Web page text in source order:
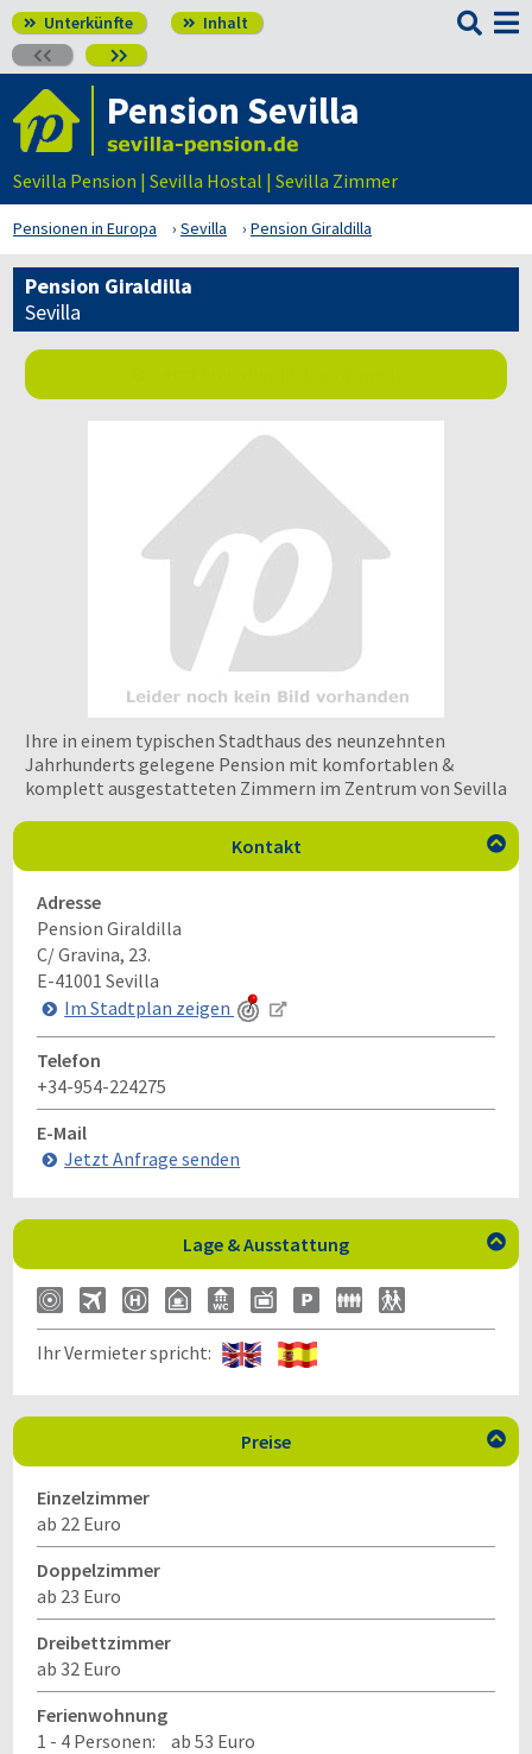
 Unterkünfte  Inhalt
 

Pension Sevilla
Sevilla Pension | Sevilla Hostal | Sevilla Zimmer
Pensionen in Europa Sevilla Pension Giraldilla
Pension Giraldilla
Sevilla
Ihre in einem typischen Stadthaus des neunzehnten
Jahrhunderts gelegene Pension mit komfortablen &
komplett ausgestatteten Zimmern im Zentrum von Sevilla
Kontakt 
Adresse
Pension Giraldilla
C/ Gravina, 23.
E-41001 Sevilla
Im Stadtplan zeigen
Telefon
+34-954-224275
E-Mail
Jetzt Anfrage senden
Lage & Ausstattung 
Ihr Vermieter spricht:
Preise 
Einzelzimmer
ab 22 Euro
Doppelzimmer
ab 23 Euro
Dreibettzimmer
ab 32 Euro
Ferienwohnung
1 - 4 Personen:
ab 53 Euro